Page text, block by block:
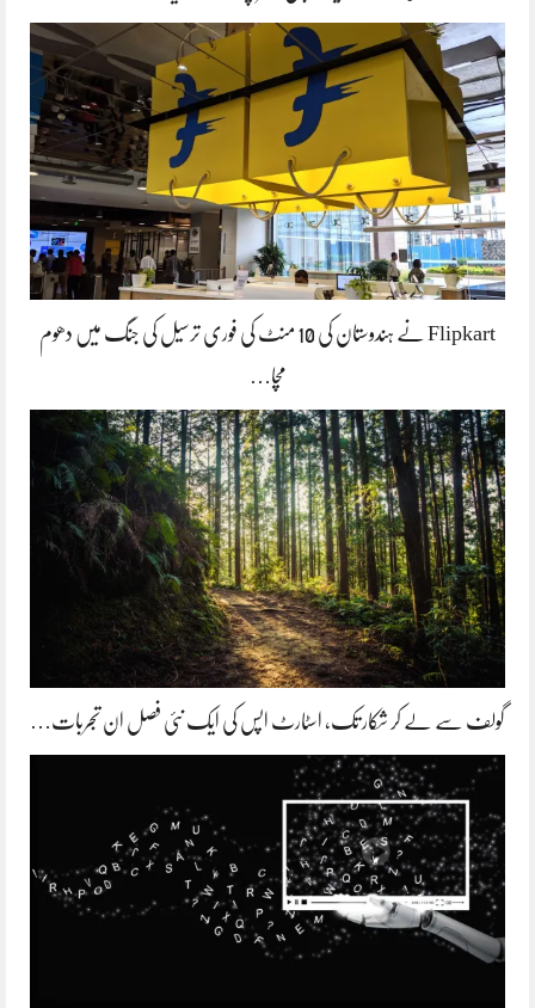
Flipkart نے ہندوستان کی 10 منٹ کی فوری ترسیل کی جنگ میں دھوم
مچا…
گولف سے لے کر شکار تک، اسٹارٹ اپس کی ایک نئی فصل ان تجربات…